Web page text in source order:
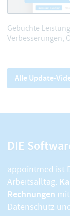
Gebuchte
Verbesserungen,
Alle Update-
DIE
appointmed ist
Arbeitsalltag.
Rechnungen
Datenschutz